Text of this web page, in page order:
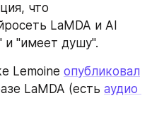
что
LaMDA и AI
и "имеет душу".
Lemoine опубликовал
LaMDA (есть аудио